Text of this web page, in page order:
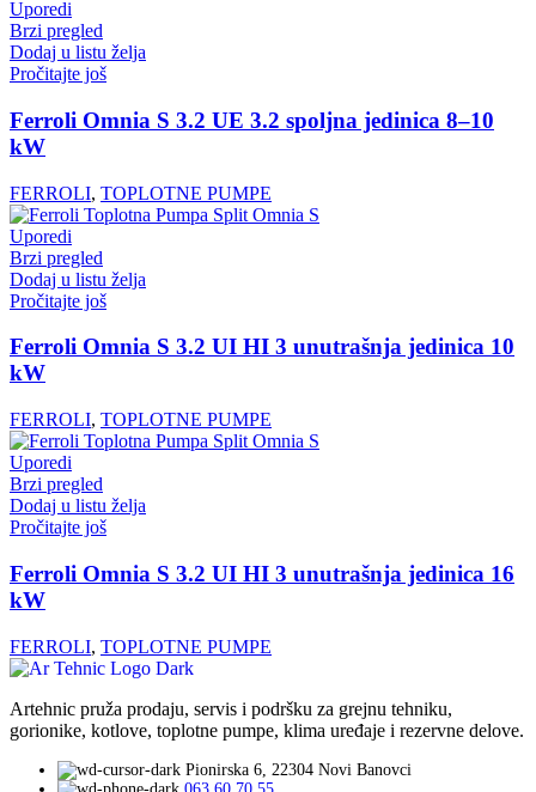
Uporedi
Brzi pregled
Dodaj u listu želja
Pročitajte još
Ferroli Omnia S 3.2 UE 3.2 spoljna jedinica 8–10
kW
FERROLI, TOPLOTNE PUMPE
Uporedi
Brzi pregled
Dodaj u listu želja
Pročitajte još
Ferroli Omnia S 3.2 UI HI 3 unutrašnja jedinica 10
kW
FERROLI, TOPLOTNE PUMPE
Uporedi
Brzi pregled
Dodaj u listu želja
Pročitajte još
Ferroli Omnia S 3.2 UI HI 3 unutrašnja jedinica 16
kW
FERROLI, TOPLOTNE PUMPE
Artehnic pruža prodaju, servis i podršku za grejnu tehniku,
gorionike, kotlove, toplotne pumpe, klima uređaje i rezervne delove.
Pionirska 6, 22304 Novi Banovci